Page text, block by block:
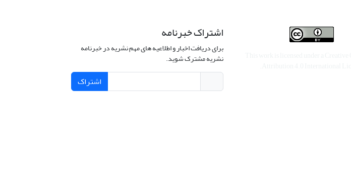
اشتراک خبرنامه
برای دریافت اخبار و اطلاعیه های مهم نشریه در خبرنامه
نشریه مشترک شوید.
اشتراک